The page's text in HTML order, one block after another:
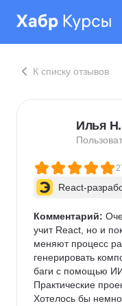
К списку отзывов
Илья Н.
React-
Комментарий:
учит React, но и
меняют процесс
генерировать
баги с помощью ИИ
Практические
Хотелось бы